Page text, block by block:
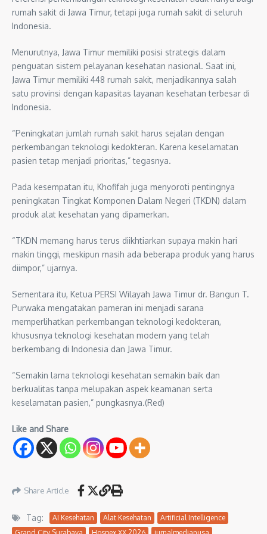
rumah sakit di Jawa Timur, tetapi juga rumah sakit di seluruh
Indonesia.
Menurutnya, Jawa Timur memiliki posisi strategis dalam
penguatan sistem pelayanan kesehatan nasional. Saat ini,
Jawa Timur memiliki 448 rumah sakit, menjadikannya salah
satu provinsi dengan kapasitas layanan kesehatan terbesar di
Indonesia.
“Peningkatan jumlah rumah sakit harus sejalan dengan
perkembangan teknologi kedokteran. Karena keselamatan
pasien tetap menjadi prioritas,” tegasnya.
Pada kesempatan itu, Khofifah juga menyoroti pentingnya
peningkatan Tingkat Komponen Dalam Negeri (TKDN) dalam
produk alat kesehatan yang dipamerkan.
“TKDN memang harus terus diikhtiarkan supaya makin hari
makin tinggi, meskipun masih ada beberapa produk yang harus
diimpor,” ujarnya.
Sementara itu, Ketua PERSI Wilayah Jawa Timur dr. Bangun T.
Purwaka mengatakan pameran ini menjadi sarana
memperlihatkan perkembangan teknologi kedokteran,
khususnya teknologi kesehatan modern yang telah
berkembang di Indonesia dan Jawa Timur.
“Semakin lama teknologi kesehatan semakin baik dan
berkualitas tanpa melupakan aspek keamanan serta
keselamatan pasien,” pungkasnya.(Red)
Like and Share
Share Article
Tag: AI Kesehatan Alat Kesehatan
Artificial Intelligence